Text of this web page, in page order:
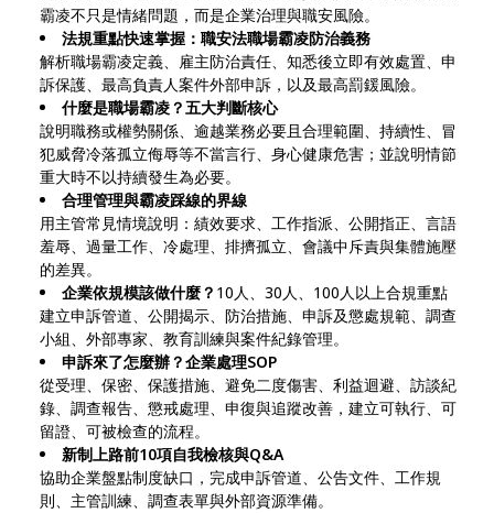
霸凌不只是情緒問題，而是企業治理與職安風險。
法規重點快速掌握：職安法職場霸凌防治義務
解析職場霸凌定義、雇主防治責任、知悉後立即有效處置、申
訴保護、最高負責人案件外部申訴，以及最高罰鍰風險。
什麼是職場霸凌？五大判斷核心
說明職務或權勢關係、逾越業務必要且合理範圍、持續性、冒
犯威脅冷落孤立侮辱等不當言行、身心健康危害；並說明情節
重大時不以持續發生為必要。
合理管理與霸凌踩線的界線
用主管常見情境說明：績效要求、工作指派、公開指正、言語
羞辱、過量工作、冷處理、排擠孤立、會議中斥責與集體施壓
的差異。
企業依規模該做什麼？ 10人、30人、100人以上合規重點
建立申訴管道、公開揭示、防治措施、申訴及懲處規範、調查
小組、外部專家、教育訓練與案件紀錄管理。
申訴來了怎麼辦？企業處理SOP
從受理、保密、保護措施、避免二度傷害、利益迴避、訪談紀
錄、調查報告、懲戒處理、申復與追蹤改善，建立可執行、可
留證、可被檢查的流程。
新制上路前10項自我檢核與Q&A
協助企業盤點制度缺口，完成申訴管道、公告文件、工作規
則、主管訓練、調查表單與外部資源準備。